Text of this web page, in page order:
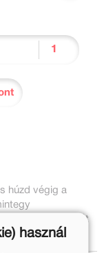
húzd végig a
megszáradt, ismét
használ